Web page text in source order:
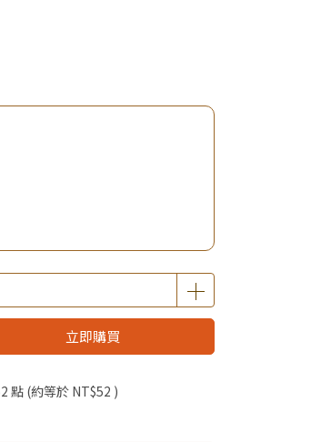
義嚐鮮試吃組！
(限量贈完為止)
立即購買
點 (約等於 NT$52 )